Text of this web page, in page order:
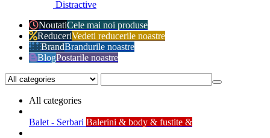
Distractive
NoutatiCele mai noi produse
ReduceriVedeti reducerile noastre
BrandBrandurile noastre
BlogPostarile noastre
All categories
Balet - Serbari Balerini & body & fustite &